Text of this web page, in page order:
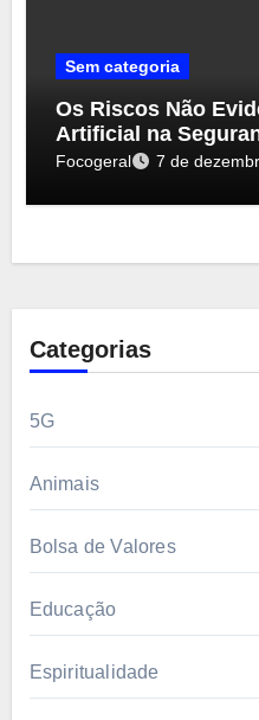
Sem categoria
Os Riscos Não
Artificial na
Focogeral 7 de
Categorias
5G
Animais
Bolsa de Valores
Educação
Espiritualidade